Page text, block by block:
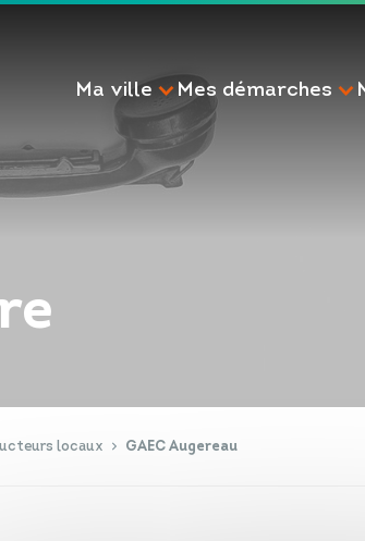
Ma ville Mes démarches
locaux GAEC Augereau